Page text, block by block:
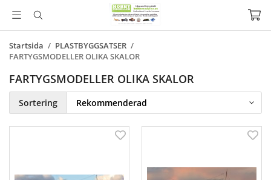
Startsida / PLASTBYGGSATSER /
FARTYGSMODELLER OLIKA SKALOR
FARTYGSMODELLER OLIKA SKALOR
Sortering